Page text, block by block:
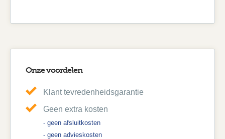
Onze voordelen
Klant tevredenheidsgarantie
Geen extra kosten
- geen afsluitkosten
- geen advieskosten